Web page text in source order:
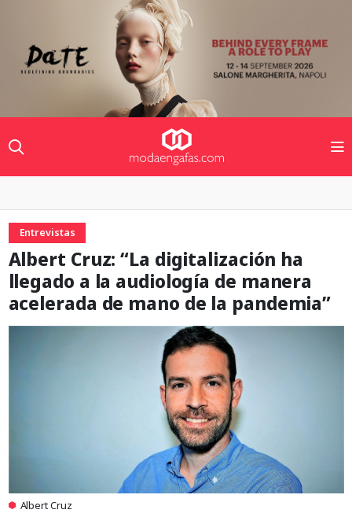
Entrevistas
Albert Cruz: “La digitalización ha
llegado a la audiología de manera
acelerada de mano de la pandemia”
Albert Cruz